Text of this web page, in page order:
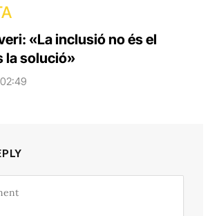
«La inclusió no és el
la solució»